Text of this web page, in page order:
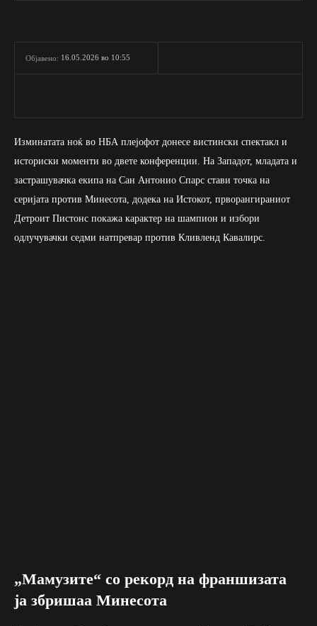
Објавено: 16.05.2026 во 10:55
Изминатата ноќ во НБА плејофот донесе вистински спектакл и
историски моменти во двете конференции. На Западот, младата и
застрашувачка екипа на Сан Антонио Спарс стави точка на
серијата против Минесота, додека на Истокот, прворангираниот
Детроит Пистонс покажа карактер на шампион и избори
одлучувачки седми натпревар против Кливленд Кавалирс.
„Мамузите“ со рекорд на франшизата
ја збришаа Минесота